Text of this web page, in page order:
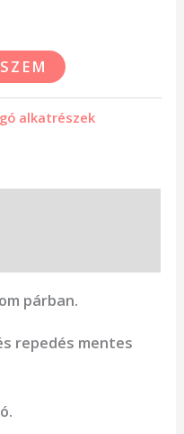
alkatrészek
párban.
repedés mentes